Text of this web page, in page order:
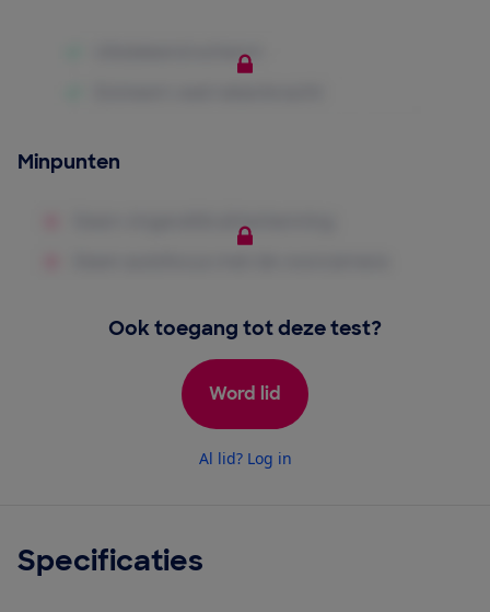
Minpunten
Ook toegang tot deze test?
Word lid
Al lid? Log in
Specificaties